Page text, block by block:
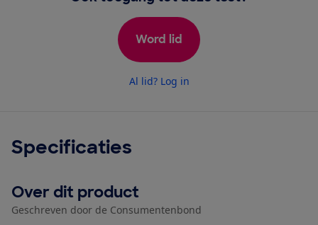
Word lid
Al lid? Log in
Specificaties
Over dit product
Geschreven door de Consumentenbond